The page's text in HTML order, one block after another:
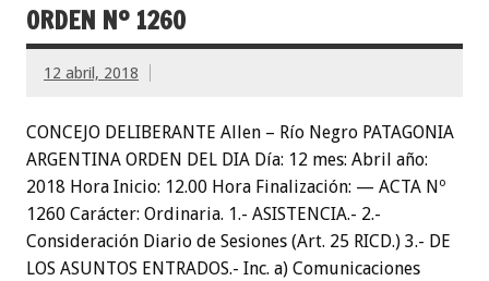
ORDEN Nº 1260
12 abril, 2018
CONCEJO DELIBERANTE Allen – Río Negro PATAGONIA
ARGENTINA ORDEN DEL DIA Día: 12 mes: Abril año:
2018 Hora Inicio: 12.00 Hora Finalización: — ACTA Nº
1260 Carácter: Ordinaria. 1.- ASISTENCIA.- 2.-
Consideración Diario de Sesiones (Art. 25 RICD.) 3.- DE
LOS ASUNTOS ENTRADOS.- Inc. a) Comunicaciones